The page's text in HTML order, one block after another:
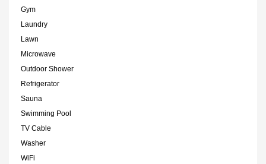
Gym
Laundry
Lawn
Microwave
Outdoor Shower
Refrigerator
Sauna
Swimming Pool
TV Cable
Washer
WiFi